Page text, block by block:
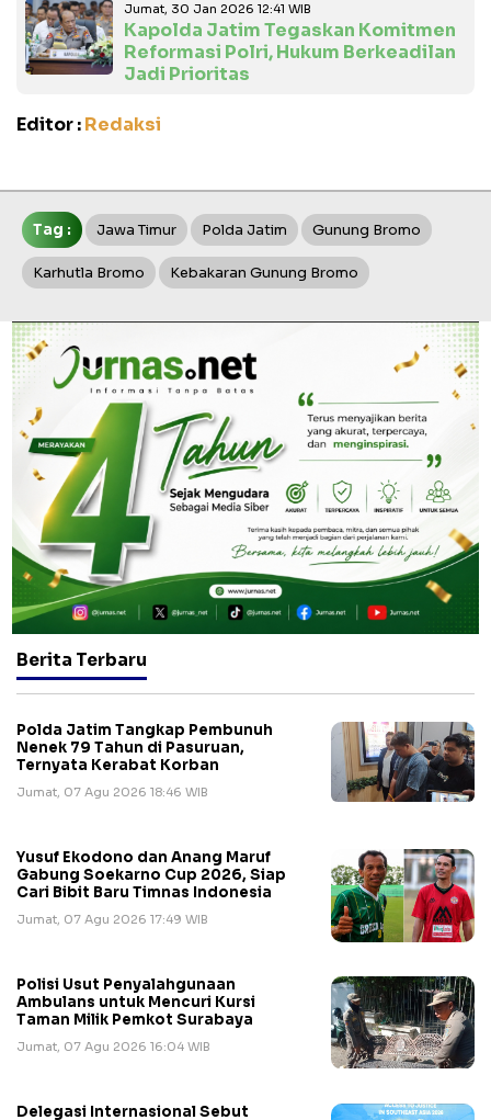
Jumat, 30 Jan 2026 12:41 WIB
Kapolda Jatim Tegaskan Komitmen
Reformasi Polri, Hukum Berkeadilan
Jadi Prioritas
Editor :Redaksi
Tag : Jawa Timur Polda Jatim Gunung Bromo
Karhutla Bromo Kebakaran Gunung Bromo
Berita Terbaru
Polda Jatim Tangkap Pembunuh
Nenek 79 Tahun di Pasuruan,
Ternyata Kerabat Korban
Jumat, 07 Agu 2026 18:46 WIB
Yusuf Ekodono dan Anang Maruf
Gabung Soekarno Cup 2026, Siap
Cari Bibit Baru Timnas Indonesia
Jumat, 07 Agu 2026 17:49 WIB
Polisi Usut Penyalahgunaan
Ambulans untuk Mencuri Kursi
Taman Milik Pemkot Surabaya
Jumat, 07 Agu 2026 16:04 WIB
Delegasi Internasional Sebut